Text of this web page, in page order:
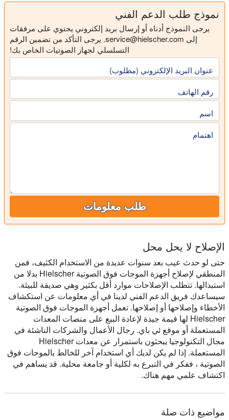
نموذج طلب الدعم الفني
يرجى النموذج أدناه أو إرسال بريد إلكتروني يحتوي على مرفقات
إلى service@hielscher.com
. يرجى التأكد من تضمين الرقم
التسلسلي لجهاز الصوتيات الخاص بك!
عنوان البريد الإلكتروني (مطلوب)
رقم الهاتف
اسم
اهتمام
طلب معلومات
الإصلاح لا يحل محل
حتى لو حدث عيب بعد سنوات عديدة من الاستخدام الكثيف، فمن
المنطقي لإصلاح أجهزة الموجات فوق الصوتية Hielscher بدلا من
استبدالها. تتطلب الإصلاحات موارد أقل بكثير وهي صديقة للبيئة.
سيساعدك فريق الدعم الفني لدينا في أي معلومات عن استكشاف
الأخطاء وإصلاحها أو إصلاحها. تعمل أجهزة الموجات فوق الصوتية
Hielscher لها قيمة جيدة لإعادة البيع على منصات المعدات
المستعملة أو موقع ئي باي. رجال الأعمال والشركات الناشئة في
مجال التكنولوجيا يبحثون باستمرار عن معدات Hielscher
المستعملة. إذا لم يكن لديك أي استخدام آخر للخالط بالموجات فوق
الصوتية ، ففكر في التبرع به لكلية أو جامعة محلية. قد يساهم في
اكتشاف علمي مهم هناك.
مواضيع ذات صلة